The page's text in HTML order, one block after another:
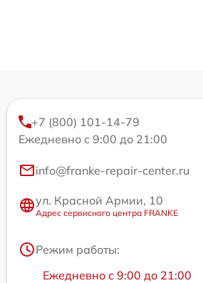
+7 (800) 101-14-79
Ежедневно с 9:00 до 21:00
info@franke-repair-center.ru
ул. Красной Армии, 10
Адрес сервисного центра FRANKE
Режим работы:
Ежедневно с 9:00 до 21:00